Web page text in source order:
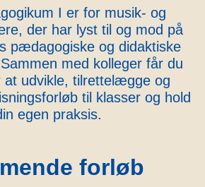
I er for musik- og
der har lyst til og mod på
pædagogiske og didaktiske
med kolleger får du
at udvikle, tilrettelægge og
til klasser og hold
egen praksis.
forløb